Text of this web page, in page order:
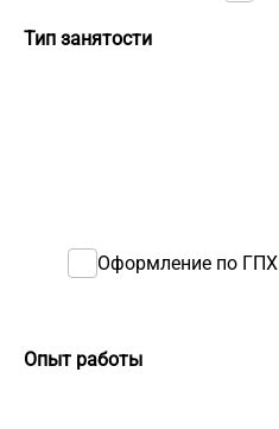
Тип занятости
Оформление по ГПХ
Опыт работы